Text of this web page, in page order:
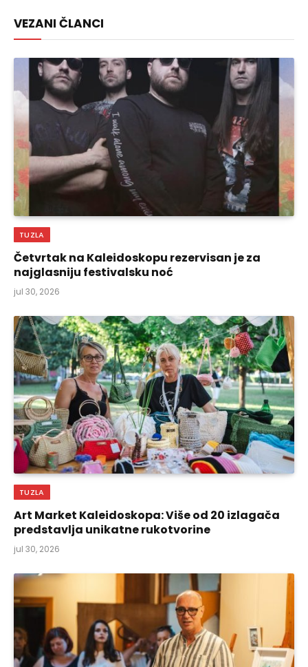
VEZANI ČLANCI
TUZLA
Četvrtak na Kaleidoskopu rezervisan je za
najglasniju festivalsku noć
jul 30, 2026
TUZLA
Art Market Kaleidoskopa: Više od 20 izlagača
predstavlja unikatne rukotvorine
jul 30, 2026